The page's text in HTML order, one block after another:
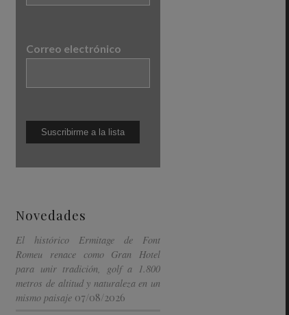
Correo electrónico
Novedades
El histórico Ermitage de Font
Romeu renace como Gran Hotel
para unir tradición, golf a 1.800
metros de altitud y naturaleza en un
mismo paisaje 07/08/2026